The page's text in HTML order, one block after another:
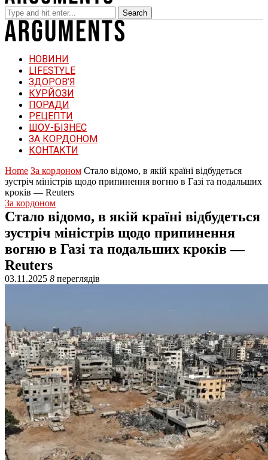
Search
НОВИНИ
LIFESTYLE
ЗДОРОВ’Я
КУРЙОЗИ
ПОРАДИ
РЕЦЕПТИ
ШОУ-БІЗНЕС
ЗА КОРДОНОМ
КОНТАКТИ
Home За кордоном Стало відомо, в якій країні відбудеться
зустріч міністрів щодо припинення вогню в Газі та подальших
кроків — Reuters
За кордоном
Стало відомо, в якій країні відбудеться
зустріч міністрів щодо припинення
вогню в Газі та подальших кроків —
Reuters
03.11.2025 8 переглядів